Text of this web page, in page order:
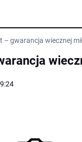
– gwarancja wiecznej